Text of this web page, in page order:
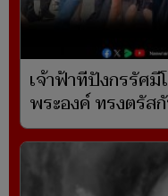
เจ้าฟ้าทีปังกรรัศมี
พระองค์ ทรงตรัส